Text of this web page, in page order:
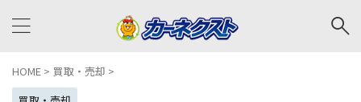
HOME > 買取・売却 >